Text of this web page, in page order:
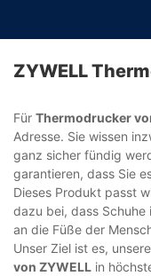
ZYWELL
Für Thermodrucker
Adresse. Sie wissen
ganz sicher fündig
garantieren, dass Sie
Dieses Produkt passt
dazu bei, dass Schuhe
an die Füße der
Unser Ziel ist es,
von ZYWELL in